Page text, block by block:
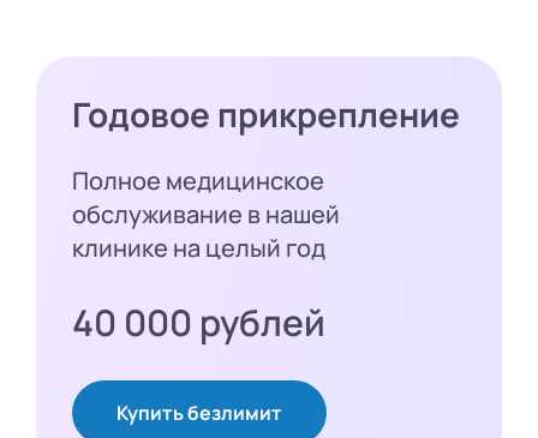
Годовое прикрепление
Полное медицинское
обслуживание в нашей
клинике на целый год
40 000 рублей
Купить безлимит